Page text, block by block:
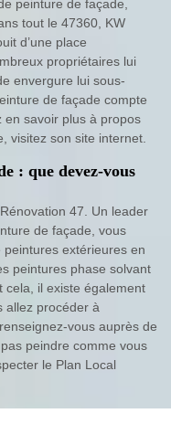
peinture de façade,
tout le 47360, KW
d’une place
propriétaires lui
envergure lui sous-
de façade compte
en savoir plus à propos
visitez son site internet.
: que devez-vous
47. Un leader
de façade, vous
extérieures en
peintures phase solvant
cela, il existe également
allez procéder à
vous auprès de
peindre comme vous
le Plan Local